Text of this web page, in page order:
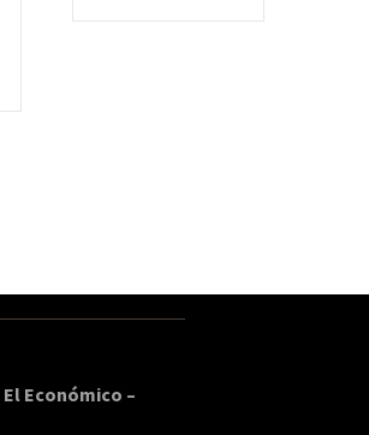
El Económico –